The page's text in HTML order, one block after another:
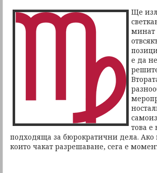
Ще
минат
е да
това е
подходяща за бюрократични дела.
които чакат разрешаване, сега е